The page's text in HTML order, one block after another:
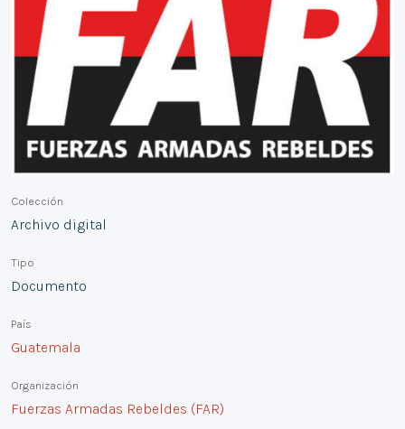
Colección
Archivo digital
Tipo
Documento
País
Guatemala
Organización
Fuerzas Armadas Rebeldes (FAR)